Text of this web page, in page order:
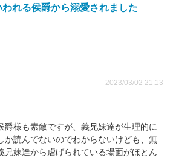
れる侯爵から溺愛されました
2023/03/02 21:13
爵様も素敵ですが、義兄妹達が生理的に
か読んでないのでわからないけども、無
兄妹達から虐げられている場面がほとん